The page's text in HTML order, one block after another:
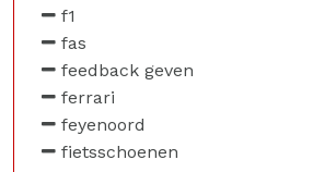
f1
fas
feedback geven
ferrari
feyenoord
fietsschoenen